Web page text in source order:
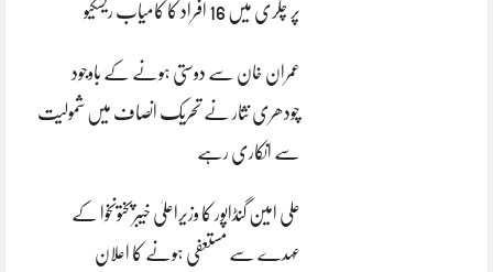
پر چکری میں 16 افراد کا کامیاب ریسکیو
عمران خان سے دوستی ہونے کے باوجود
چودھری نثار نے تحریک انصاف میں شمولیت
سے انکاری رہے
علی امین گنڈاپور کا وزیراعلیٰ خیبرپختونخوا کے
عہدے سے مستعفی ہونے کا اعلان